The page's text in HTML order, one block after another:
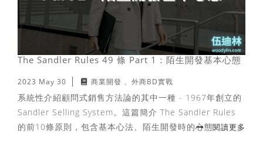
The Sandler Rules 49 條 Part 1：陌生開發基本心態
2023 May 30 商業開發 外商BD實戰
系統性介紹顧問式銷售方法論的其中一種 - 1967年創立的
Sandler Selling System。這篇簡介 The Sandler Rules
的前10條原則，包含基本心法、陌生開發時的心態。閱讀更多